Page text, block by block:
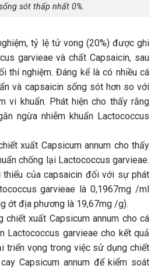
sót thấp nhất 0%.
tỷ lệ tử vong (20%) được ghi
garvieae và chất Capsaicin, sau
thí nghiệm. Đáng kể là có nhiều cá
và capsaicin sống sót hơn so với
vi khuẩn. Phát hiện cho thấy rằng
ngừa nhiễm khuẩn Lactococcus
xuất Capsicum annum cho thấy
chống lại Lactococcus garvieae.
thiểu của capsaicin đối với sự phát
garvieae là 0,1967mg /ml
ớt địa phương là 19,67mg /g).
xuất Capsicum annum cho cá
Lactococcus garvieae cho kết quả
triển vọng trong việc sử dụng chiết
Capsicum annum để kiểm soát